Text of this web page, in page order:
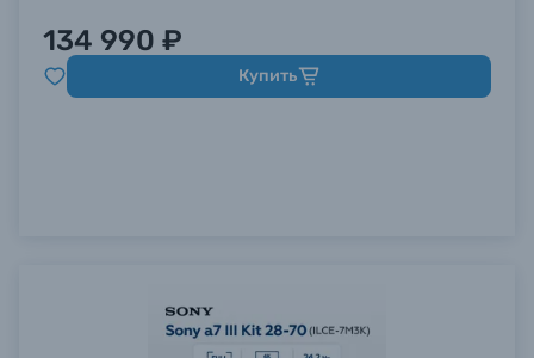
134 990 ₽
Купить